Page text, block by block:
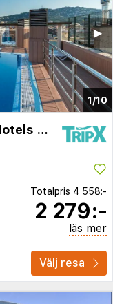
1/10
▶︎
Apartaments Blau by Marsol Hotels & Resorts
Totalpris 4 558:-
2 279:-
läs mer
Välj resa